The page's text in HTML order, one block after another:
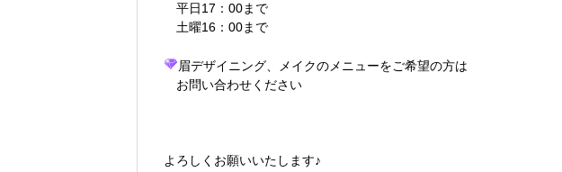
平日17：00まで
土曜16：00まで
眉デザイニング、メイクのメニューをご希望の方は
お問い合わせください
よろしくお願いいたします♪